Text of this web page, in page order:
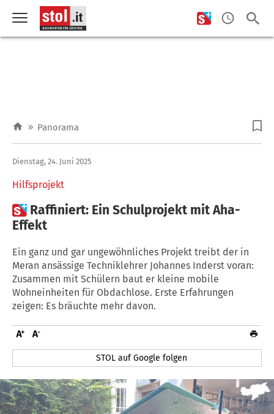
» Panorama
Hilfsprojekt
Dienstag, 24. Juni 2025
 Raffiniert: Ein Schulprojekt mit Aha-
Effekt
Ein ganz und gar ungewöhnliches Projekt treibt der in
Meran ansässige Techniklehrer Johannes Inderst voran:
Zusammen mit Schülern baut er kleine mobile
Wohneinheiten für Obdachlose. Erste Erfahrungen
zeigen: Es bräuchte mehr davon.
STOL auf Google folgen